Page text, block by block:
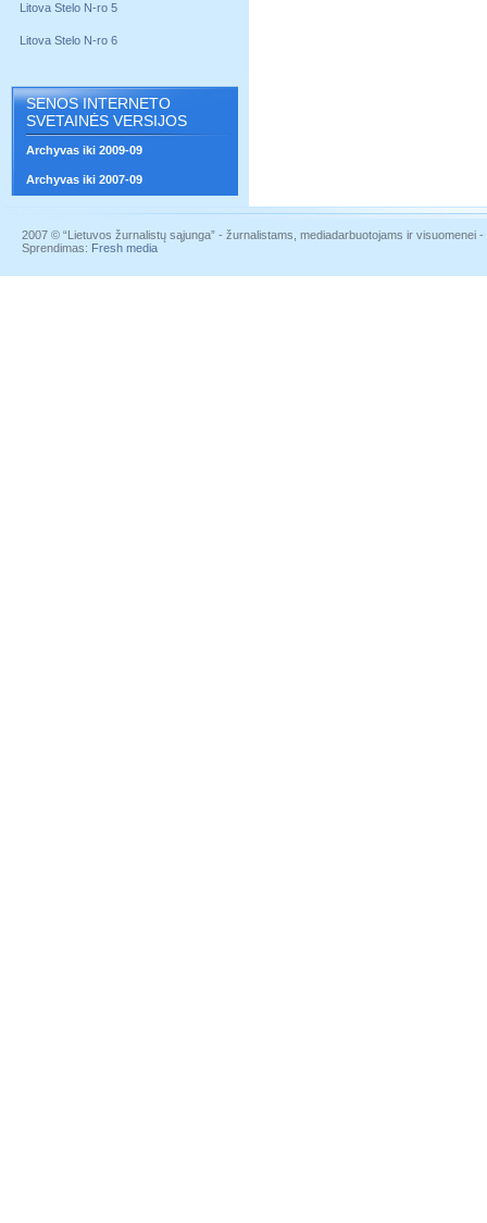
Litova Stelo N-ro 5
Litova Stelo N-ro 6
SENOS INTERNETO
SVETAINĖS VERSIJOS
Archyvas iki 2009-09
Archyvas iki 2007-09
2007 © “Lietuvos žurnalistų sąjunga” - žurnalistams, mediadarbuotojams ir visuomenei
Sprendimas: Fresh media